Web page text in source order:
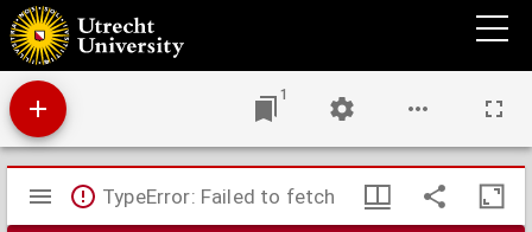
Augspurgische Handel so sich daselbsten wegen der Religion, vnd sonderlich jüngst vor
zwey Jahren im werenden Calender streit mit Georgen Müller D. Pfarrer vnd
Superintendenten daselbst zugetragen. : Sampt Notwendiger rettung der Vnschuld vnd
ehren, wider allerhand beschwerliche Anklag vnd ungegründte Bezüchtigung damit die
Papisten eine zeitlang jhn D. Müllern fürrnemlich beleget haben.
1
MiradorTypeError: Failed to fetch